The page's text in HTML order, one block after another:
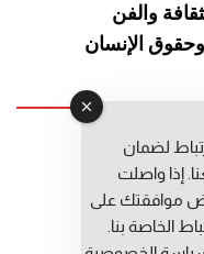
والفن
وحقوق الإنسان
التوراني
قبال
حوحو
لضمان
إذا واصلت
موافقتك على
الخاصة بنا.